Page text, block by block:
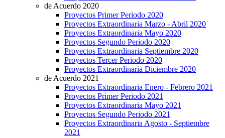
de Acuerdo 2020
Proyectos Primer Periodo 2020
Proyectos Extraordinaria Marzo - Abril 2020
Proyectos Extraordinaria Mayo 2020
Proyectos Segundo Periodo 2020
Proyectos Extraordinaria Septiembre 2020
Proyectos Tercer Periodo 2020
Proyectos Extraordinaria Diciembre 2020
de Acuerdo 2021
Proyectos Extraordinaria Enero - Febrero 2021
Proyectos Primer Periodo 2021
Proyectos Extraordinaria Mayo 2021
Proyectos Segundo Periodo 2021
Proyectos Extraordinaria Agosto - Septiembre
2021